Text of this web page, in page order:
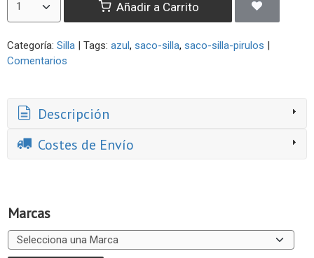
Marcas
Añadir a Carrito
Categoría: Silla | Tags: azul saco-silla saco-silla-pirulos |
Comentarios
Descripción
Costes de Envío